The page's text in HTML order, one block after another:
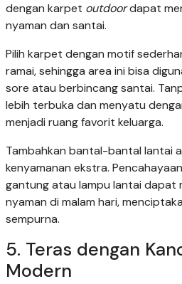
dengan karpet outdoordapat
nyaman dan santai.
Pilih karpet dengan motif
ramai, sehingga area ini bisa
sore atau berbincang santai.
lebih terbuka dan menyatu
menjadi ruang favorit keluarga.
Tambahkan bantal-bantal lantai
kenyamanan ekstra.
gantung atau lampu lantai dapat
nyaman di malam hari,
sempurna.
5. Teras dengan
Modern